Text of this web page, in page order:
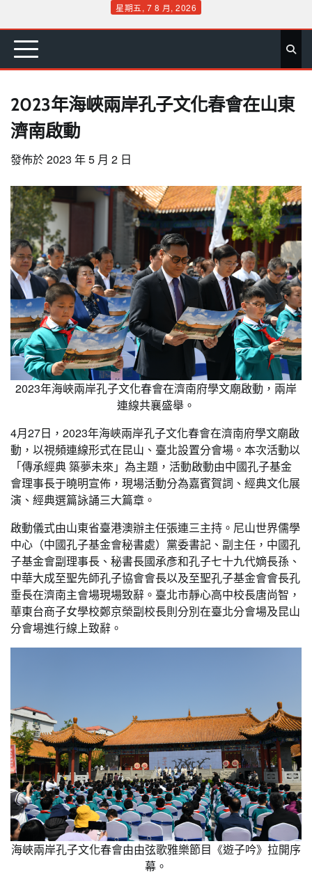
content
星期五, 7 8 月, 2026
首 要 娛 生 社 文 公 運 旅 政 地 專
2023年海峽兩岸孔子文化春會在山東
濟南啟動
發佈於2023 年 5 月 2 日
2023年海峽兩岸孔子文化春會在濟南府學文廟啟動，兩岸
連線共襄盛舉。
4月27日，2023年海峽兩岸孔子文化春會在濟南府學文廟啟
動，以視頻連線形式在昆山、臺北設置分會場。本次活動以
「傳承經典 築夢未來」為主題，活動啟動由中國孔子基金
會理事長于曉明宣佈，現場活動分為嘉賓賀詞、經典文化展
演、經典選篇詠誦三大篇章。
啟動儀式由山東省臺港澳辦主任張連三主持。尼山世界儒學
中心（中國孔子基金會秘書處）黨委書記、副主任，中國孔
子基金會副理事長、秘書長國承彥和孔子七十九代嫡長孫、
中華大成至聖先師孔子協會會長以及至聖孔子基金會會長孔
垂長在濟南主會場現場致辭。臺北市靜心高中校長唐尚智，
華東台商子女學校鄭京榮副校長則分別在臺北分會場及昆山
分會場進行線上致辭。
海峽兩岸孔子文化春會由由弦歌雅樂節目《遊子吟》拉開序
幕。